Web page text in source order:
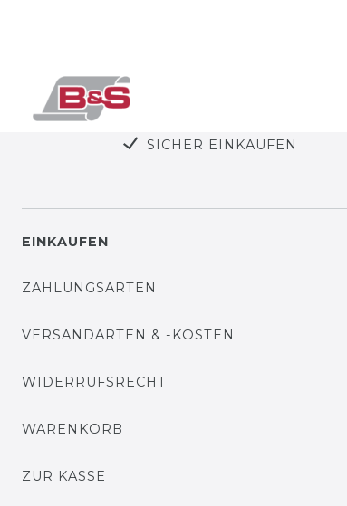
SICHER EINKAUFEN
EINKAUFEN
ZAHLUNGSARTEN
VERSANDARTEN & -KOSTEN
WIDERRUFSRECHT
WARENKORB
ZUR KASSE